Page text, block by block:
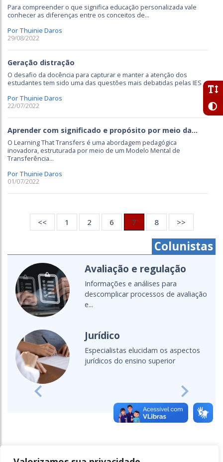
Para compreender o que significa educação personalizada vale
conhecer as diferenças entre os conceitos de...
Por Thuinie Daros
29/08/2022
Geração distração
O desafio da docência para capturar e manter a atenção dos
estudantes tem sido uma das questões mais debatidas pelas IES
Por Thuinie Daros
22/07/2022
Aprender com significado e propósito por meio da...
O Learning That Transfers é uma abordagem pedagógica
inovadora, estruturada por meio de um Modelo Mental de
Transferência...
Por Thuinie Daros
01/07/2022
<< 1 2 6 7 8 >>
Colunistas
Avaliação e regulação
Informações e análises para
descomplicar processos de avaliação
e...
Jurídico
Especialistas elucidam os aspectos
jurídicos do ensino superior
Previous Next